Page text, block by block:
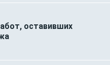
оставивших